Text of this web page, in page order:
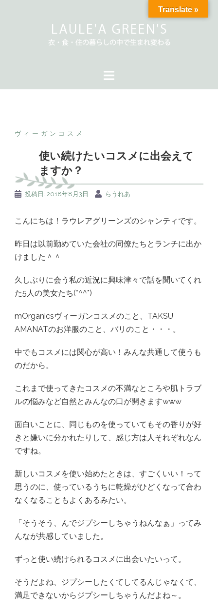
ヴィーガンコスメ
使い続けたいコスメに出会えて
ますか？
投稿日: 2018年8月3日 らうれあ
こんにちは！ラウレアグリーンズのシャンティです。
昨日は以前勤めていた会社の同僚たちとランチに出か
けました＾＾
久しぶりに会う私の近況に興味津々で話を聞いてくれ
た5人の美女たち(*^^*)
mOrganicsヴィーガンコスメのこと、TAKSU
AMANATのお洋服のこと、バリのこと・・・。
中でもコスメには関心が高い！みんな共通して使うも
のだから。
これまで使ってきたコスメの不満なところや肌トラブ
ルの悩みなど自然とみんなの口が開きますwww
面白いことに、同じものを使っていてもその香りが好
きと嫌いに分かれたりして、感じ方は人それぞれなん
ですね。
新しいコスメを使い始めたときは、すごくいい！って
思うのに、使っているうちに乾燥がひどくなって合わ
なくなることもよくあるみたい。
「そうそう、んでジプシーしちゃうねんなぁ」ってみ
んなが共感していました。
ずっと使い続けられるコスメに出会いたいって。
そうだよね、ジプシーしたくてしてるんじゃなくて、
満足できないからジプシーしちゃうんだよね～。
Translate »